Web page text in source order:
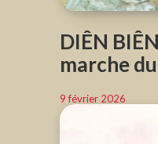
DIÊN
marche
9 février 2026